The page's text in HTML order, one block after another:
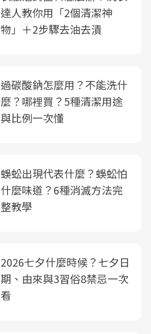
達人教你用「2個清潔神
物」＋2步驟去油去漬
過碳酸鈉怎麼用？不能洗什
麼？哪裡買？5種清潔用途
與比例一次懂
蜈蚣出現代表什麼？蜈蚣怕
什麼味道？6種消滅方法完
整教學
2026七夕什麼時候？七夕日
期、由來與3習俗8禁忌一次
看